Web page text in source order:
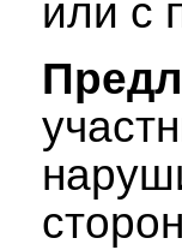
или с